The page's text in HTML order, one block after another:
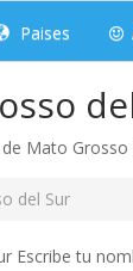
Paises
Mato Grosso
del Sur
Escribe tu